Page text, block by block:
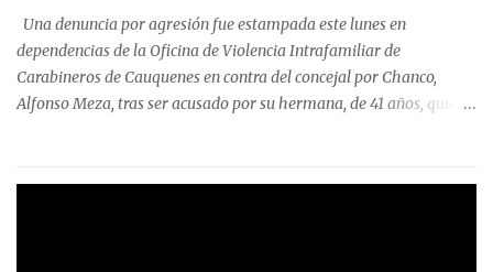
precisa que la mayor cantidad de dinero apostado se registró en
Talca, donde...
Una denuncia por agresión fue estampada este lunes en
dependencias de la Oficina de Violencia Intrafamiliar de
Carabineros de Cauquenes en contra del concejal por Chanco,
Alfonso Meza, tras ser acusado por su hermana, de 41 años, quien
relató que los hechos ocurrieron cerca de las 11:30 horas en el